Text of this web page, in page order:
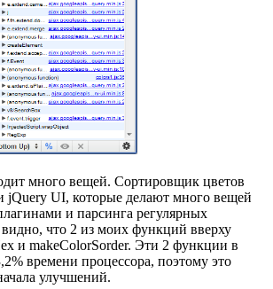
много вещей. Сортировщик цветов
jQuery UI, которые делают много вещей
и парсинга регулярных
что 2 из моих функций вверху
и makeColorSorder. Эти 2 функции в
времени процессора, поэтому это
улучшений.